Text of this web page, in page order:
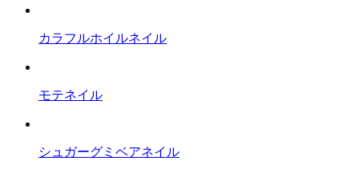
カラフルホイルネイル
モテネイル
シュガーグミベアネイル